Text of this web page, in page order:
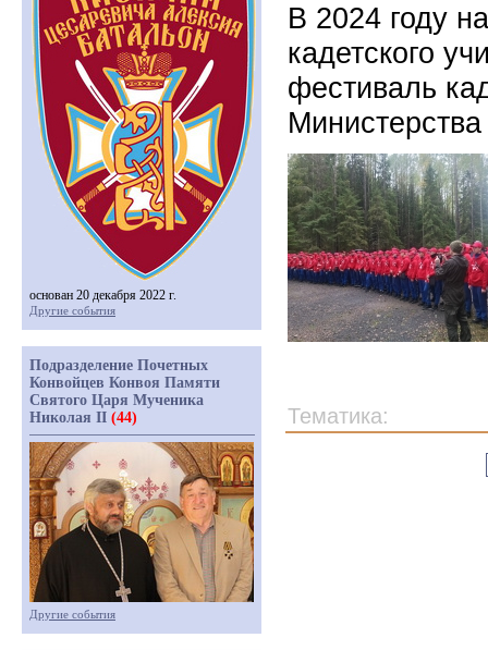
В 2024 году
кадетского
фестиваль
Тематика:
основан 20 декабря 2022 г.
Другие события
Подразделение Почетных
Конвойцев Конвоя Памяти
Святого Царя Мученика
Николая II (44)
Другие события